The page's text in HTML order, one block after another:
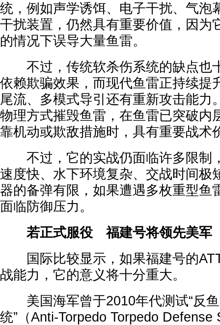
统，例如声学诱饵、电子干扰、气泡
干扰装置，仍然具有重要价值，因为
的情况下误导大量鱼雷。
不过，传统软杀伤系统的缺点也
依赖欺骗效果，而现代鱼雷正持续提
尾流、多模式导引还有重新攻击能力
物理方式摧毁鱼雷，在鱼雷已突破内
靠机动或欺敌措施时，具有重要战术
不过，它的实战仍面临许多限制
速度快、水下环境复杂、交战时间极
器的备弹有限，如果遭遇多枚重型鱼
面临防御压力。
若正式服役 福建号将领先美军
国际比较显示，如果福建号的
战能力，它的意义将十分重大。
美国海军曾于2010年代测试“反鱼
统”（Anti-Torpedo Torpedo Defense